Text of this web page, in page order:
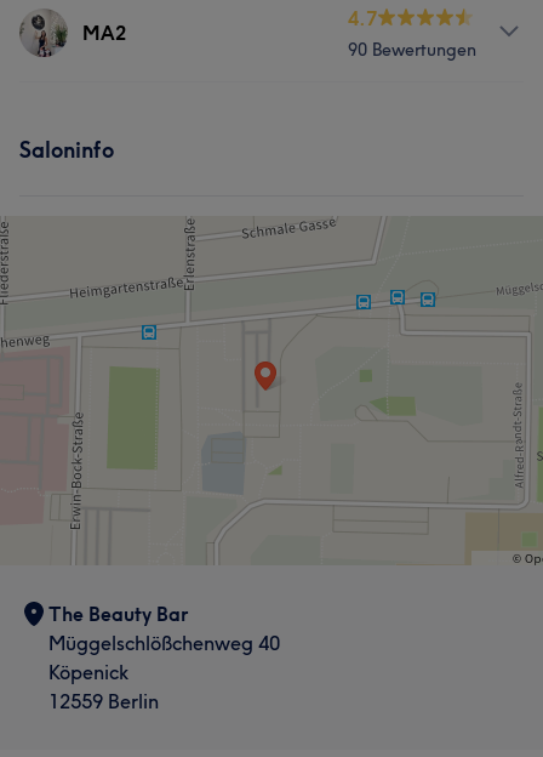
Services
Portfolio
MA2
4.7
90 Bewertungen
Saloninfo
The Beauty Bar
Müggelschlößchenweg 40
Köpenick
12559 Berlin